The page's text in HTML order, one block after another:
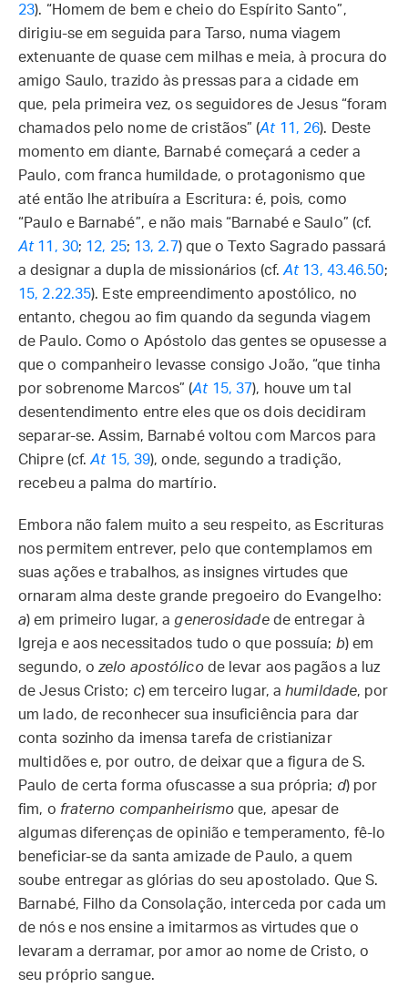
23). “Homem de bem e cheio do Espírito Santo”,
dirigiu-se em seguida para Tarso, numa viagem
extenuante de quase cem milhas e meia, à procura do
amigo Saulo, trazido às pressas para a cidade em
que, pela primeira vez, os seguidores de Jesus “foram
chamados pelo nome de cristãos” (At11, 26). Deste
momento em diante, Barnabé começará a ceder a
Paulo, com franca humildade, o protagonismo que
até então lhe atribuíra a Escritura: é, pois, como
“Paulo e Barnabé”, e não mais “Barnabé e Saulo” (cf.
At11, 30; 12, 25; 13, 2.7) que o Texto Sagrado passará
a designar a dupla de missionários (cf.At13, 43.46.50;
15, 2.22.35). Este empreendimento apostólico, no
entanto, chegou ao fim quando da segunda viagem
de Paulo. Como o Apóstolo das gentes se opusesse a
que o companheiro levasse consigo João, “que tinha
por sobrenome Marcos” (At15, 37), houve um tal
desentendimento entre eles que os dois decidiram
separar-se. Assim, Barnabé voltou com Marcos para
Chipre (cf.At15, 39), onde, segundo a tradição,
recebeu a palma do martírio.
Embora não falem muito a seu respeito, as Escrituras
nos permitem entrever, pelo que contemplamos em
suas ações e trabalhos, as insignes virtudes que
ornaram alma deste grande pregoeiro do Evangelho:
a) em primeiro lugar, a generosidadede entregar à
Igreja e aos necessitados tudo o que possuía; b) em
segundo, ozelo apostólicode levar aos pagãos a luz
de Jesus Cristo; c) em terceiro lugar, ahumildade, por
um lado, de reconhecer sua insuficiência para dar
conta sozinho da imensa tarefa de cristianizar
multidões e, por outro, de deixar que a figura de S.
Paulo de certa forma ofuscasse a sua própria; d) por
fim, o fraterno companheirismo que, apesar de
algumas diferenças de opinião e temperamento, fê-lo
beneficiar-se da santa amizade de Paulo, a quem
soube entregar as glórias do seu apostolado. Que S.
Barnabé, Filho da Consolação, interceda por cada um
de nós e nos ensine a imitarmos as virtudes que o
levaram a derramar, por amor ao nome de Cristo, o
seu próprio sangue.